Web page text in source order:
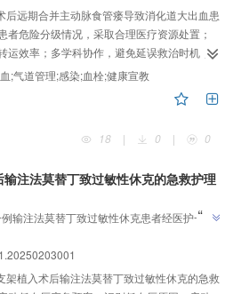
后远期合并主动脉食管瘘导致消化道大出血患
危险分级情况，采取合理医疗资源处置；
运效率；多学科协作，避免延误救治时机；
下的血栓预防与护理；警惕前哨出血，早
健康宣教，提高患者及家属的疾病管理能
生命体征恢复平稳，未发生严重并发症。
;气道管理;感染;血栓;健康宣教
18
| 0 | 0
注法莫替丁致过敏性休克的急救护理
输注法莫替丁致过敏性休克患者经医护一体
。
”
架植入术后输注法莫替丁致过敏性休克的急救